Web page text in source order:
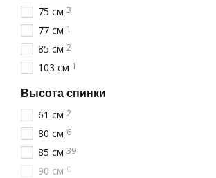
75 см 3
77 см 1
85 см 2
103 см 1
Высота спинки
61 см 2
80 см 6
85 см 39
90 см 0